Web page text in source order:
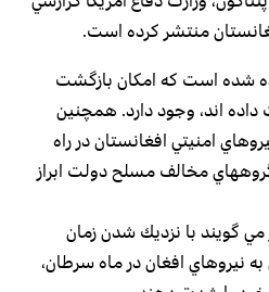
منتشر كرده است.
شده است كه امكان بازگشت
اند، وجود دارد. همچنين
امنيتي افغانستان در راه
مخالف مسلح دولت ابراز
گويند با نزديك شدن زمان
نيروهاي افغان در ماه سرطان،